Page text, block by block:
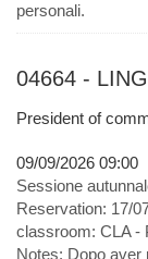
personali.
04664 -
President of
09/09/2026 09:00
Sessione
Reservation: 17/
classroom: CLA -
Notes: Dopo aver